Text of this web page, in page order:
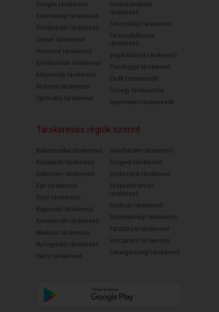
Bringás társkereső
Ezermester társkereső
Filmkedvelő társkereső
Gamer társkereső
Humoros társkereső
Kertészkedő társkereső
Könyvmoly társkereső
Motoros társkereső
Spirituális társkereső
Színházkedvelő
társkereső
Táncoslábú társkereső
Társasjátékozós
társkereső
Vegetáriánus társkereső
Zenefüggő társkereső
Elvált társkeresők
Özvegy társkeresők
Gyermekes társkeresők
Társkeresés régiók szerint
Békéscsabai társkereső
Budapesti társkereső
Debreceni társkereső
Egri társkereső
Győri társkereső
Kaposvári társkereső
Kecskeméti társkereső
Miskolci társkereső
Nyíregyházi társkereső
Pécsi társkereső
Salgótarjáni társkereső
Szegedi társkereső
Szekszárdi társkereső
Székesfehérvári
társkereső
Szolnoki társkereső
Szombathelyi társkereső
Tatabányai társkereső
Veszprémi társkereső
Zalaegerszegi társkereső